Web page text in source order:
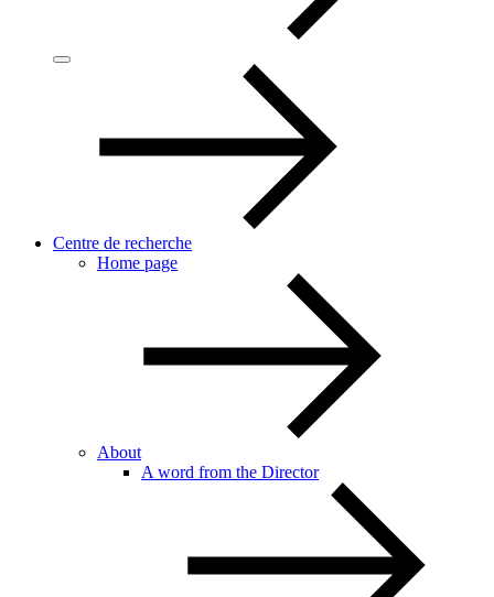
Centre de recherche
Home page
About
A word from the Director